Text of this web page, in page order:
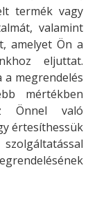
termék vagy
valamint
amelyet Ön a
eljuttat.
a megrendelés
mértékben
Önnel való
értesíthessük